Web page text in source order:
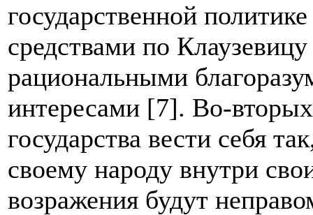
государственной
средствами по
рациональными
интересами [7]. Во-
государства вести себя
своему народу внутри
возражения будут